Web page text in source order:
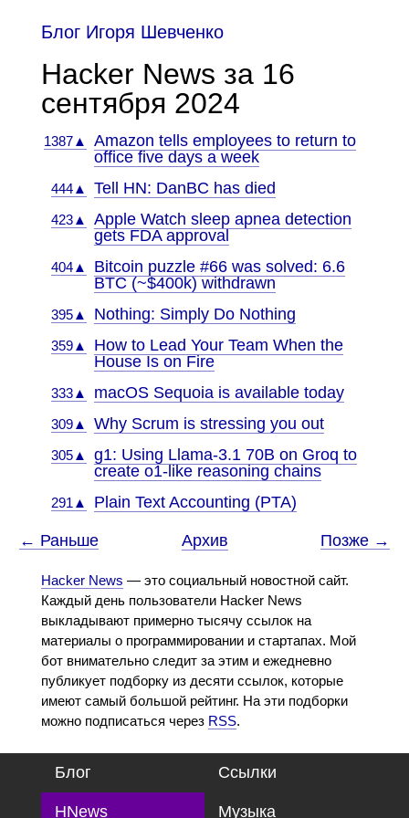
Блог Игоря Шевченко
Hacker News за 16
сентября 2024
1387▲
Amazon tells employees to return to
office five days a week
444▲ Tell HN: DanBC has died
423▲
Apple Watch sleep apnea detection
gets FDA approval
404▲
Bitcoin puzzle #66 was solved: 6.6
BTC (~$400k) withdrawn
395▲ Nothing: Simply Do Nothing
359▲
How to Lead Your Team When the
House Is on Fire
333▲ macOS Sequoia is available today
309▲ Why Scrum is stressing you out
305▲
g1: Using Llama-3.1 70B on Groq to
create o1-like reasoning chains
291▲ Plain Text Accounting (PTA)
← Раньше Архив Позже →
Hacker News — это социальный новостной сайт.
Каждый день пользователи Hacker News
выкладывают примерно тысячу ссылок на
материалы о программировании и стартапах. Мой
бот внимательно следит за этим и ежедневно
публикует подборку из десяти ссылок, которые
имеют самый большой рейтинг. На эти подборки
можно подписаться через RSS.
Блог Ссылки
HNews Музыка